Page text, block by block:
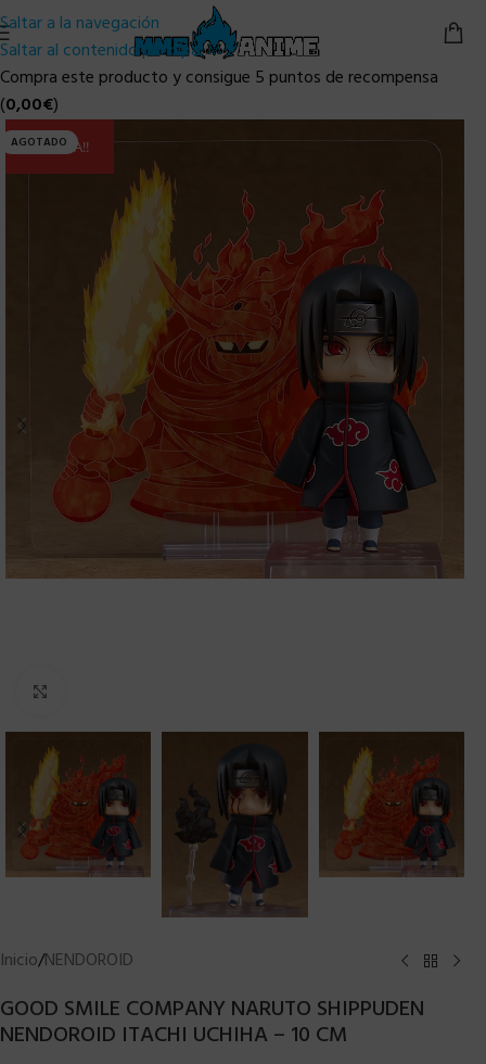
Saltar a la navegación
Saltar al contenido principal
Compra este producto y consigue 5 puntos de recompensa
(0,00€)
AGOTADO
ULTIMA!!
Inicio/NENDOROID
GOOD SMILE COMPANY NARUTO SHIPPUDEN
NENDOROID ITACHI UCHIHA – 10 CM